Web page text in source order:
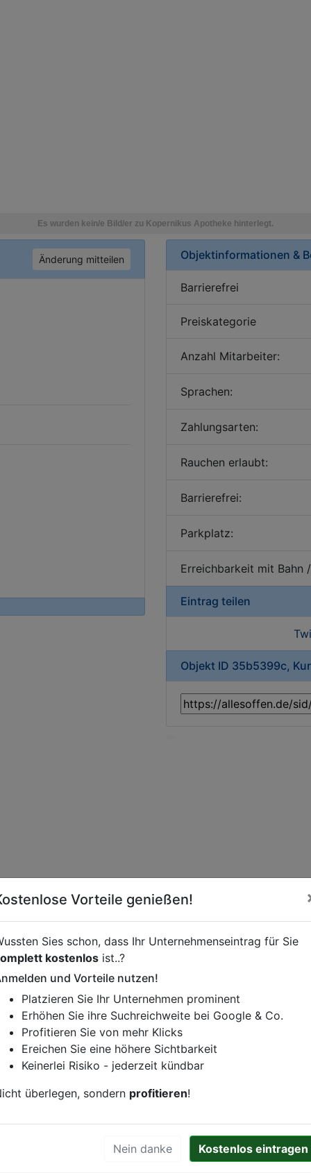
Änderung mitteilen Objektinformationen &
Barrierefrei
Preiskategorie
Anzahl Mitarbeiter:
Sprachen:
Zahlungsarten:
Rauchen erlaubt:
Barrierefrei:
Parkplatz:
Erreichbarkeit mit Bahn
Eintrag teilen
Objekt ID 35b5399c,
oder andere relevante Informationen hinzufügen?
Gerne erweitern wir Ihren Firmeneintrag um
Ihren Wettbewerbern abheben.
Vorteile genießen!
Sies schon, dass Ihr Unternehmenseintrag für Sie
kostenlos ist..?
und Vorteile nutzen!
Platzieren Sie Ihr Unternehmen prominent
Erhöhen Sie ihre Suchreichweite bei Google & Co.
Profitieren Sie von mehr Klicks
Ereichen Sie eine höhere Sichtbarkeit
Keinerlei Risiko - jederzeit kündbar
überlegen, sondern profitieren!
Nein danke Kostenlos eintragen